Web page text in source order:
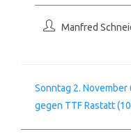
Beitrags-
Manfred
Sonntag 2. November
gegen TTF Rastatt